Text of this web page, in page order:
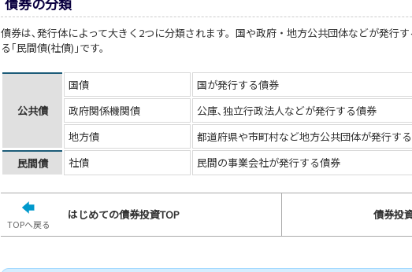
債券は､発行体によって大きく2つに分類されます。国や政府・地方公共団体などが発行
る｢民間債(社債)｣です。
公共債
国債
国が発行する債券
政府関係機関債
公庫､独立行政法人などが発行する債券
地方債
都道府県や市町村など地方公共団体が発行す
民間債
社債 民間の事業会社が発行する債券
TOPへ戻る
はじめての債券投資TOP 債券投